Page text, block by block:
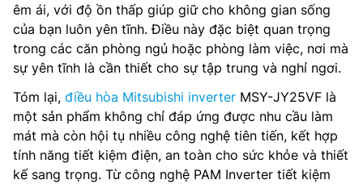
êm ái, với độ ồn thấp giúp giữ cho không gian sống
của bạn luôn yên tĩnh. Điều này đặc biệt quan trọng
trong các căn phòng ngủ hoặc phòng làm việc, nơi mà
sự yên tĩnh là cần thiết cho sự tập trung và nghỉ ngơi.
Tóm lại, điều hòa Mitsubishi inverter MSY-JY25VF là
một sản phẩm không chỉ đáp ứng được nhu cầu làm
mát mà còn hội tụ nhiều công nghệ tiên tiến, kết hợp
tính năng tiết kiệm điện, an toàn cho sức khỏe và thiết
kế sang trọng. Từ công nghệ PAM Inverter tiết kiệm